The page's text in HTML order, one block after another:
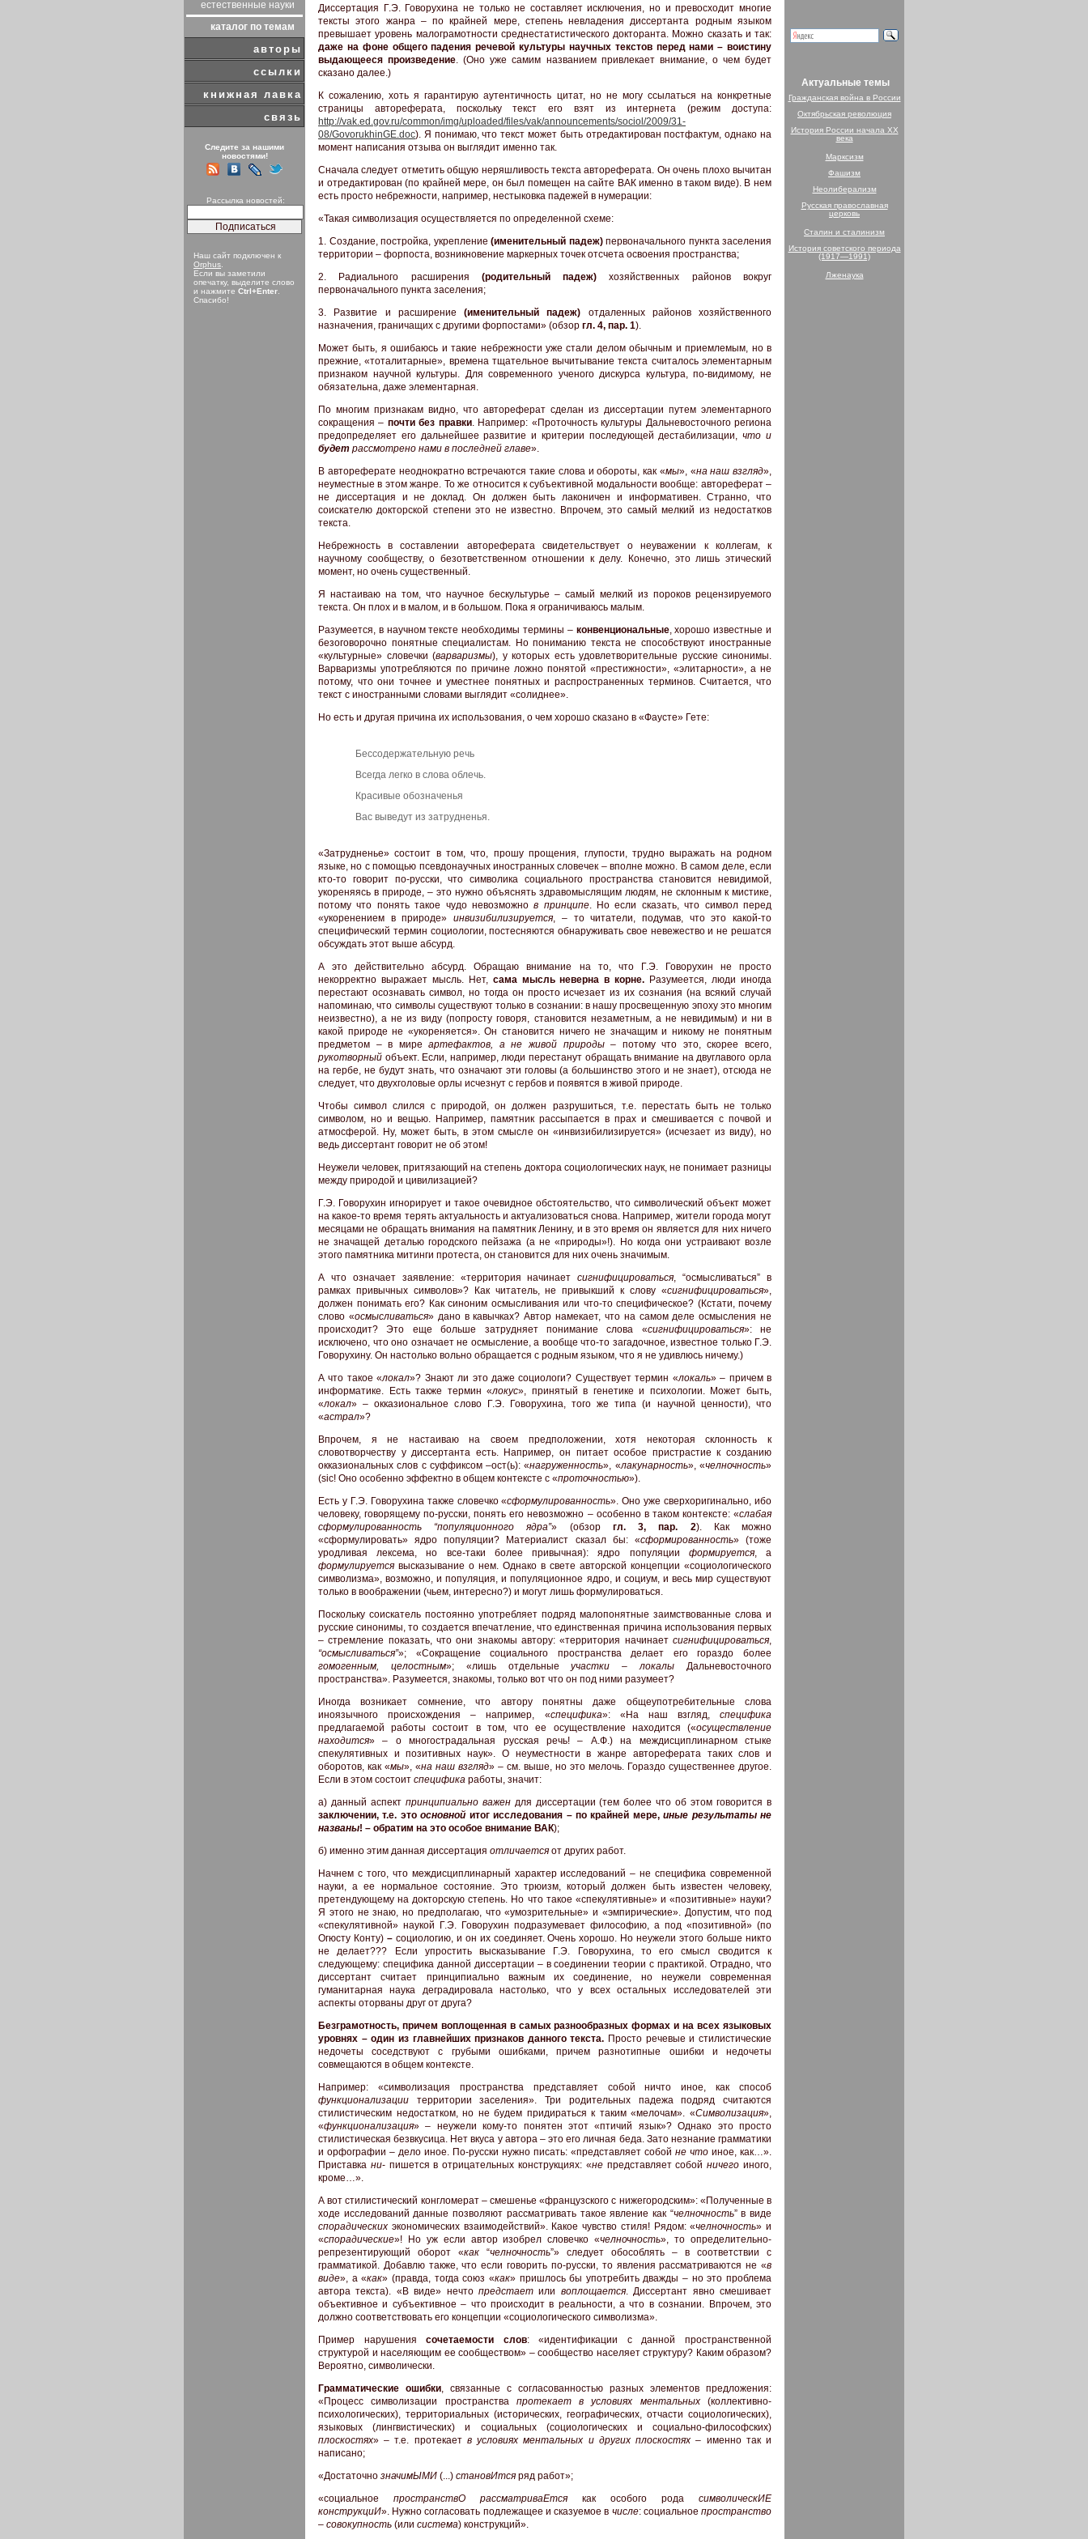
естественные науки
каталог по темам
авторы
ссылки
книжная лавка
связь
Следите за нашими
новостями!
Рассылка новостей:
Наш сайт подключен к
Orphus
Если вы заметили
опечатку, выделите слово
и нажмите Ctrl+Enter
Спасибо!
Диссертация Г.Э. Говорухина не только не составляет исключения, но и превосходит многие
тексты этого жанра – по крайней мере, степень невладения диссертанта родным языком
превышает уровень малограмотности среднестатистического докторанта. Можно сказать и так:
даже на фоне общего падения речевой культуры научных текстов перед нами – воистину
выдающееся произведение. (Оно уже самим названием привлекает внимание, о чем будет
сказано далее.)
К сожалению, хоть я гарантирую аутентичность цитат, но не могу ссылаться на конкретные
страницы автореферата, поскольку текст его взят из интернета (режим доступа:
http://vak.ed.gov.ru/common/img/uploaded/files/vak/announcements/sociol/2009/31-
08/GovorukhinGE.doc). Я понимаю, что текст может быть отредактирован постфактум, однако на
момент написания отзыва он выглядит именно так.
Сначала следует отметить общую неряшливость текста автореферата. Он очень плохо вычитан
и отредактирован (по крайней мере, он был помещен на сайте ВАК именно в таком виде). В нем
есть просто небрежности, например, нестыковка падежей в нумерации:
«Такая символизация осуществляется по определенной схеме:
1. Создание, постройка, укрепление (именительный падеж)первоначального пункта заселения
территории – форпоста, возникновение маркерных точек отсчета освоения пространства;
2. Радиального расширения (родительный падеж) хозяйственных районов вокруг
первоначального пункта заселения;
3. Развитие и расширение (именительный падеж) отдаленных районов хозяйственного
назначения, граничащих с другими форпостами» (обзор гл. 4, пар. 1).
Может быть, я ошибаюсь и такие небрежности уже стали делом обычным и приемлемым, но в
прежние, «тоталитарные», времена тщательное вычитывание текста считалось элементарным
признаком научной культуры. Для современного ученого дискурса культура, по-видимому, не
обязательна, даже элементарная.
По многим признакам видно, что автореферат сделан из диссертации путем элементарного
сокращения – почти без правки. Например: «Проточность культуры Дальневосточного региона
предопределяет его дальнейшее развитие и критерии последующей дестабилизации,что и
будет рассмотрено нами в последней главе».
В автореферате неоднократно встречаются такие слова и обороты, как «мы», «на наш взгляд»,
неуместные в этом жанре. То же относится к субъективной модальности вообще: автореферат –
не диссертация и не доклад. Он должен быть лаконичен и информативен. Странно, что
соискателю докторской степени это не известно. Впрочем, это самый мелкий из недостатков
текста.
Небрежность в составлении автореферата свидетельствует о неуважении к коллегам, к
научному сообществу, о безответственном отношении к делу. Конечно, это лишь этический
момент, но очень существенный.
Я настаиваю на том, что научное бескультурье – самый мелкий из пороков рецензируемого
текста. Он плох и в малом, и в большом. Пока я ограничиваюсь малым.
Разумеется, в научном тексте необходимы термины – конвенциональные, хорошо известные и
безоговорочно понятные специалистам. Но пониманию текста не способствуют иностранные
«культурные» словечки (варваризмы), у которых есть удовлетворительные русские синонимы.
Варваризмы употребляются по причине ложно понятой «престижности», «элитарности», а не
потому, что они точнее и уместнее понятных и распространенных терминов. Считается, что
текст с иностранными словами выглядит «солиднее».
Но есть и другая причина их использования, о чем хорошо сказано в «Фаусте» Гете:
Бессодержательную речь
Всегда легко в слова облечь.
Красивые обозначенья
Вас выведут из затрудненья.
«Затрудненье» состоит в том, что, прошу прощения, глупости, трудно выражать на родном
языке, но с помощью псевдонаучных иностранных словечек – вполне можно. В самом деле, если
кто-то говорит по-русски, что символика социального пространства становится невидимой,
укореняясь в природе, – это нужно объяснять здравомыслящим людям, не склонным к мистике,
потому что понять такое чудо невозможнов принципе. Но если сказать, что символ перед
«укоренением в природе»инвизибилизируется, – то читатели, подумав, что это какой-то
специфический термин социологии, постесняются обнаруживать свое невежество и не решатся
обсуждать этот выше абсурд.
А это действительно абсурд. Обращаю внимание на то, что Г.Э. Говорухин не просто
некорректно выражает мысль. Нет, сама мысль неверна в корне. Разумеется, люди иногда
перестают осознавать символ, но тогда он просто исчезает из их сознания (на всякий случай
напоминаю, что символы существуют только в сознании: в нашу просвещенную эпоху это многим
неизвестно), а не из виду (попросту говоря, становится незаметным, а не невидимым) и ни в
какой природе не «укореняется». Он становится ничего не значащим и никому не понятным
предметом – в мире артефактов, а не живой природы– потому что это, скорее всего,
рукотворный объект. Если, например, люди перестанут обращать внимание на двуглавого орла
на гербе, не будут знать, что означают эти головы (а большинство этого и не знает), отсюда не
следует, что двухголовые орлы исчезнут с гербов и появятся в живой природе.
Чтобы символ слился с природой, он должен разрушиться, т.е. перестать быть не только
символом, но и вещью. Например, памятник рассыпается в прах и смешивается с почвой и
атмосферой. Ну, может быть, в этом смысле он «инвизибилизируется» (исчезает из виду), но
ведь диссертант говорит не об этом!
Неужели человек, притязающий на степень доктора социологических наук, не понимает разницы
между природой и цивилизацией?
Г.Э. Говорухин игнорирует и такое очевидное обстоятельство, что символический объект может
на какое-то время терять актуальность и актуализоваться снова. Например, жители города могут
месяцами не обращать внимания на памятник Ленину, и в это время он является для них ничего
не значащей деталью городского пейзажа (а не «природы»!). Но когда они устраивают возле
этого памятника митинги протеста, он становится для них очень значимым.
А что означает заявление: «территория начинаетсигнифицироваться, “осмысливаться” в
рамках привычных символов»? Как читатель, не привыкший к слову «сигнифицироваться»,
должен понимать его? Как синоним осмысливания или что-то специфическое? (Кстати, почему
слово «осмысливаться» дано в кавычках? Автор намекает, что на самом деле осмысления не
происходит? Это еще больше затрудняет понимание слова «сигнифицироваться»: не
исключено, что оно означает не осмысление, а вообще что-то загадочное, известное только Г.Э.
Говорухину. Он настолько вольно обращается с родным языком, что я не удивлюсь ничему.)
А что такое «локал»? Знают ли это даже социологи? Существует термин «локаль» – причем в
информатике. Есть также термин «локус», принятый в генетике и психологии. Может быть,
«локал» – окказиональное слово Г.Э. Говорухина, того же типа (и научной ценности), что
«астрал»?
Впрочем, я не настаиваю на своем предположении, хотя некоторая склонность к
словотворчеству у диссертанта есть. Например, он питает особое пристрастие к созданию
окказиональных слов с суффиксом –ост(ь): «нагруженность», «лакунарность», «челночность»
(sic! Оно особенно эффектно в общем контексте с «проточностью»).
Есть у Г.Э. Говорухина также словечко «сформулированность». Оно уже сверхоригинально, ибо
человеку, говорящему по-русски, понять его невозможно – особенно в таком контексте: «слабая
сформулированность “популяционного ядра”» (обзор гл. 3, пар. 2). Как можно
«сформулировать» ядро популяции? Материалист сказал бы: «сформированность» (тоже
уродливая лексема, но все-таки более привычная): ядро популяции формируется, а
формулируется высказывание о нем. Однако в свете авторской концепции «социологического
символизма», возможно, и популяция, и популяционное ядро, и социум, и весь мир существуют
только в воображении (чьем, интересно?) и могут лишь формулироваться.
Поскольку соискатель постоянно употребляет подряд малопонятные заимствованные слова и
русские синонимы, то создается впечатление, что единственная причина использования первых
– стремление показать, что они знакомы автору: «территория начинает сигнифицироваться,
“осмысливаться”»; «Сокращение социального пространства делает его гораздо более
гомогенным, целостным»; «лишь отдельныеучастки – локалы Дальневосточного
пространства». Разумеется, знакомы, только вот что он под ними разумеет?
Иногда возникает сомнение, что автору понятны даже общеупотребительные слова
иноязычного происхождения – например, «специфика»: «На наш взгляд, специфика
предлагаемой работы состоит в том, что ее осуществление находится («осуществление
находится» – о многострадальная русская речь! – А.Ф.) на междисциплинарном стыке
спекулятивных и позитивных наук». О неуместности в жанре автореферата таких слов и
оборотов, как «мы», «на наш взгляд» – см. выше, но это мелочь. Гораздо существеннее другое.
Если в этом состоит специфика работы, значит:
а) данный аспект принципиально важендля диссертации (тем более что об этом говорится в
заключении, т.е. этоосновной итог исследования – по крайней мере,иные результаты не
названы! – обратим на это особое внимание ВАК);
б) именно этим данная диссертация отличается от других работ.
Начнем с того, что междисциплинарный характер исследований – не специфика современной
науки, а ее нормальное состояние. Это трюизм, который должен быть известен человеку,
претендующему на докторскую степень. Но что такое «спекулятивные» и «позитивные» науки?
Я этого не знаю, но предполагаю, что «умозрительные» и «эмпирические». Допустим, что под
«спекулятивной» наукой Г.Э. Говорухин подразумевает философию, а под «позитивной» (по
Огюсту Конту) – социологию, и он их соединяет. Очень хорошо. Но неужели этого больше никто
не делает??? Если упростить высказывание Г.Э. Говорухина, то его смысл сводится к
следующему: специфика данной диссертации – в соединении теории с практикой. Отрадно, что
диссертант считает принципиально важным их соединение, но неужели современная
гуманитарная наука деградировала настолько, что у всех остальных исследователей эти
аспекты оторваны друг от друга?
Безграмотность, причем воплощенная в самых разнообразных формах и на всех языковых
уровнях – один из главнейших признаков данного текста. Просто речевые и стилистические
недочеты соседствуют с грубыми ошибками, причем разнотипные ошибки и недочеты
совмещаются в общем контексте.
Например: «символизация пространства представляет собой ничто иное, как способ
функционализации территории заселения». Три родительных падежа подряд считаются
стилистическим недостатком, но не будем придираться к таким «мелочам». «Символизация»,
«функционализация» – неужели кому-то понятен этот «птичий язык»? Однако это просто
стилистическая безвкусица. Нет вкуса у автора – это его личная беда. Зато незнание грамматики
и орфографии – дело иное. По-русски нужно писать: «представляет собой не что иное, как…».
Приставка ни- пишется в отрицательных конструкциях: «непредставляет собойничего иного,
кроме…».
А вот стилистический конгломерат – смешенье «французского с нижегородским»: «Полученные в
ходе исследований данные позволяют рассматривать такое явление как “челночность” в виде
спорадических экономических взаимодействий». Какое чувство стиля! Рядом: «челночность» и
«спорадические»! Но уж если автор изобрел словечко «челночность», то определительно-
репрезентирующий оборот «как “челночность”» следует обособлять – в соответствии с
грамматикой. Добавлю также, что если говорить по-русски, то явления рассматриваются не «в
виде», а «как» (правда, тогда союз «как» пришлось бы употребить дважды – но это проблема
автора текста). «В виде» нечто предстает или воплощается. Диссертант явно смешивает
объективное и субъективное – что происходит в реальности, а что в сознании. Впрочем, это
должно соответствовать его концепции «социологического символизма».
Пример нарушениясочетаемости слов: «идентификации с данной пространственной
структурой и населяющим ее сообществом» – сообщество населяет структуру? Каким образом?
Вероятно, символически.
Грамматические ошибки, связанные с согласованностью разных элементов предложения:
«Процесс символизации пространства протекает в условиях ментальных(коллективно-
психологических), территориальных (исторических, географических, отчасти социологических),
языковых (лингвистических) и социальных (социологических и социально-философских)
плоскостях» – т.е. протекает в условиях ментальных и других плоскостях– именно так и
написано;
«Достаточно значимЫМИ (...) становИтся ряд работ»;
«социальное пространствО рассматриваЕтся как особого рода символическИЕ
конструкциИ». Нужно согласовать подлежащее и сказуемое в числе: социальноепространство
– совокупность (или система) конструкций».
Актуальные темы
Гражданская война в России
Октябрьская революция
История России начала XX
века
Марксизм
Фашизм
Неолиберализм
Русская православная
церковь
Сталин и сталинизм
История советского периода
(1917—1991)
Лженаука